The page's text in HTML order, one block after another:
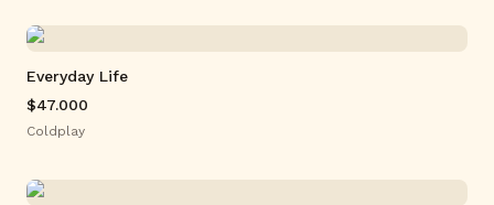
Everyday Life
$47.000
Coldplay